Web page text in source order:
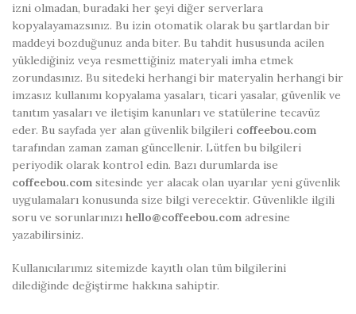
izni olmadan, buradaki her şeyi diğer serverlara
kopyalayamazsınız. Bu izin otomatik olarak bu şartlardan bir
maddeyi bozduğunuz anda biter. Bu tahdit hususunda acilen
yüklediğiniz veya resmettiğiniz materyali imha etmek
zorundasınız. Bu sitedeki herhangi bir materyalin herhangi bir
imzasız kullanımı kopyalama yasaları, ticari yasalar, güvenlik ve
tanıtım yasaları ve iletişim kanunları ve statülerine tecavüz
eder. Bu sayfada yer alan güvenlik bilgileri coffeebou.com
tarafından zaman zaman güncellenir. Lütfen bu bilgileri
periyodik olarak kontrol edin. Bazı durumlarda ise
coffeebou.com sitesinde yer alacak olan uyarılar yeni güvenlik
uygulamaları konusunda size bilgi verecektir. Güvenlikle ilgili
soru ve sorunlarınızı hello@coffeebou.com adresine
yazabilirsiniz.
Kullanıcılarımız sitemizde kayıtlı olan tüm bilgilerini
dilediğinde değiştirme hakkına sahiptir.